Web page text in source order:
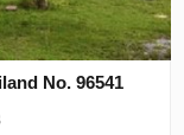
No. 96541